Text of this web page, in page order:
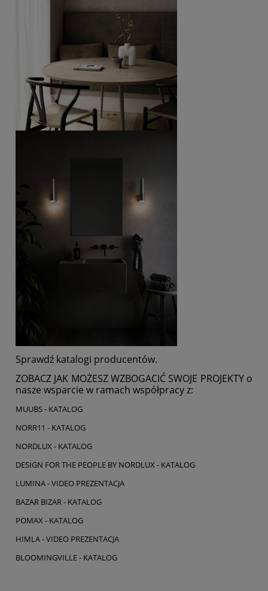
Sprawdź katalogi producentów.
ZOBACZ JAK MOŻESZ WZBOGACIĆ SWOJE PROJEKTY o
nasze wsparcie w ramach współpracy z:
MUUBS - KATALOG
NORR11 - KATALOG
NORDLUX - KATALOG
DESIGN FOR THE PEOPLE BY NORDLUX - KATALOG
LUMINA - VIDEO PREZENTACJA
BAZAR BIZAR - KATALOG
POMAX - KATALOG
HIMLA - VIDEO PREZENTACJA
BLOOMINGVILLE - KATALOG